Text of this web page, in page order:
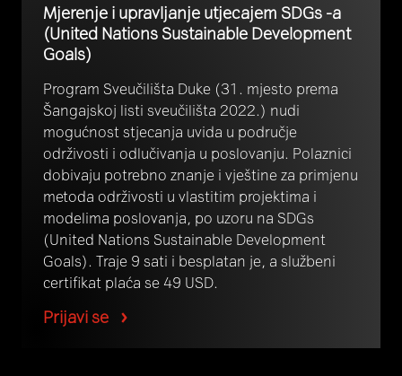
Mjerenje i upravljanje utjecajem SDGs -a
(United Nations Sustainable Development
Goals)
Program Sveučilišta Duke (31. mjesto prema
Šangajskoj listi sveučilišta 2022.) nudi
mogućnost stjecanja uvida u područje
održivosti i odlučivanja u poslovanju. Polaznici
dobivaju potrebno znanje i vještine za primjenu
metoda održivosti u vlastitim projektima i
modelima poslovanja, po uzoru na SDGs
(United Nations Sustainable Development
Goals). Traje 9 sati i besplatan je, a službeni
certifikat plaća se 49 USD.
Prijavi se